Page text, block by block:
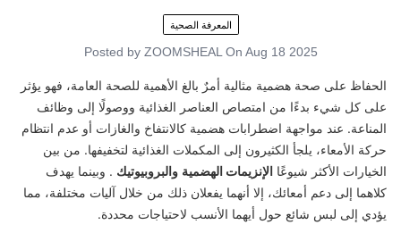
المعرفة الصحية
Posted by ZOOMSHEAL On Aug 18 2025
الحفاظ على صحة هضمية مثالية أمرٌ بالغ الأهمية للصحة العامة، فهو يؤثر
على كل شيء بدءًا من امتصاص العناصر الغذائية ووصولًا إلى وظائف
المناعة. عند مواجهة اضطرابات هضمية كالانتفاخ والغازات أو عدم انتظام
حركة الأمعاء، يلجأ الكثيرون إلى المكملات الغذائية لتخفيفها. من بين
الخيارات الأكثر شيوعًا الإنزيمات الهضمية والبروبيوتيك . وبينما يهدف
كلاهما إلى دعم أمعائك، إلا أنهما يفعلان ذلك من خلال آليات مختلفة، مما
يؤدي إلى لبس شائع حول أيهما الأنسب لاحتياجات محددة.